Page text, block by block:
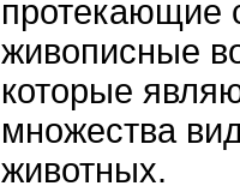
протекающие
живописные
которые
множества
животных.